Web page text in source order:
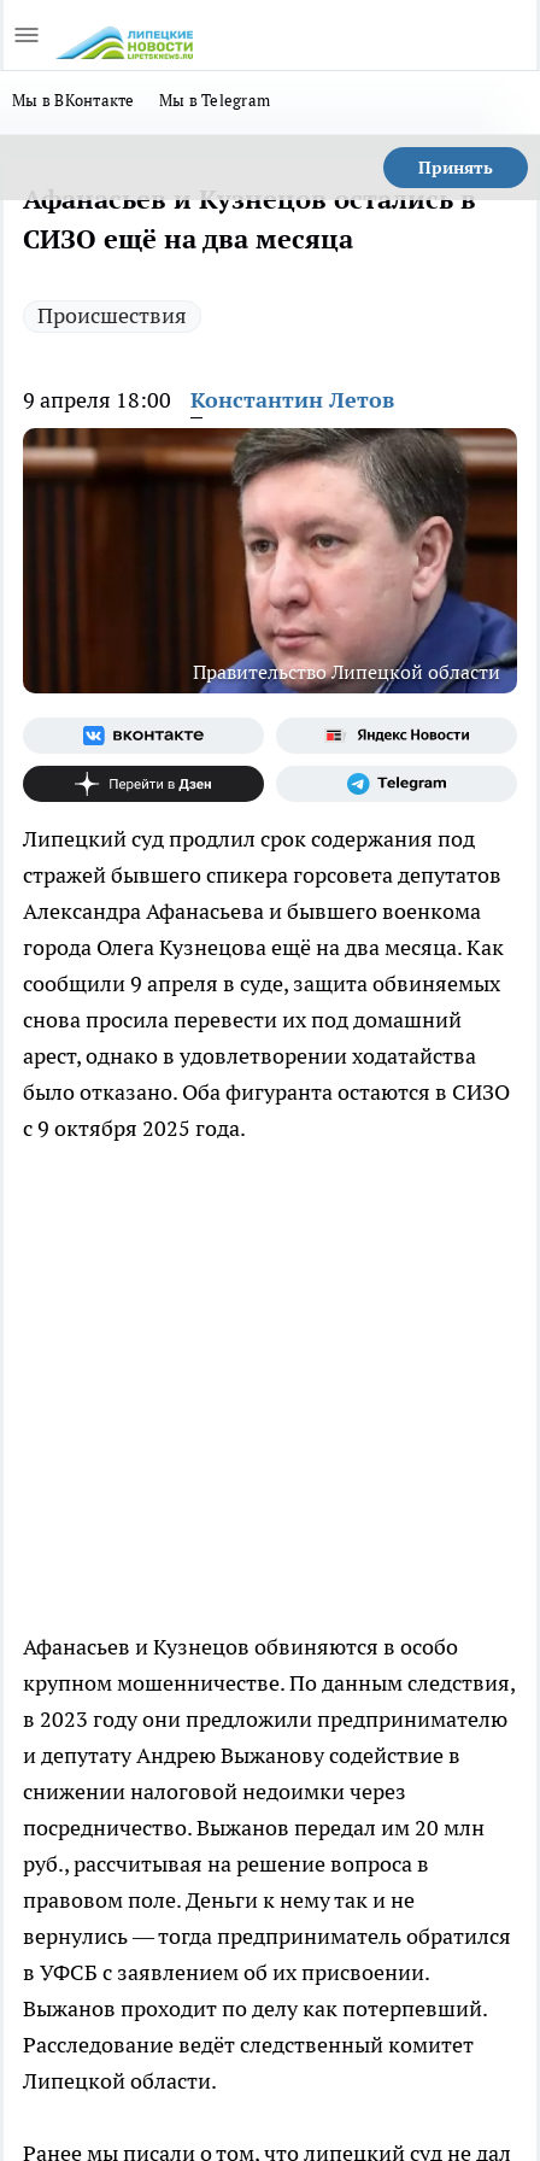
Мы в ВКонтакте Мы в Telegram
Принять
Афанасьев и Кузнецов остались в
СИЗО ещё на два месяца
Происшествия
9 апреля 18:00 Константин Летов
Правительство Липецкой области
Липецкий суд продлил срок содержания под
стражей бывшего спикера горсовета депутатов
Александра Афанасьева и бывшего военкома
города Олега Кузнецова ещё на два месяца. Как
сообщили 9 апреля в суде, защита обвиняемых
снова просила перевести их под домашний
арест, однако в удовлетворении ходатайства
было отказано. Оба фигуранта остаются в СИЗО
с 9 октября 2025 года.
Афанасьев и Кузнецов обвиняются в особо
крупном мошенничестве. По данным следствия,
в 2023 году они предложили предпринимателю
и депутату Андрею Выжанову содействие в
снижении налоговой недоимки через
посредничество. Выжанов передал им 20 млн
руб., рассчитывая на решение вопроса в
правовом поле. Деньги к нему так и не
вернулись — тогда предприниматель обратился
в УФСБ с заявлением об их присвоении.
Выжанов проходит по делу как потерпевший.
Расследование ведёт следственный комитет
Липецкой области.
Ранее мы писали о том, что липецкий суд не дал